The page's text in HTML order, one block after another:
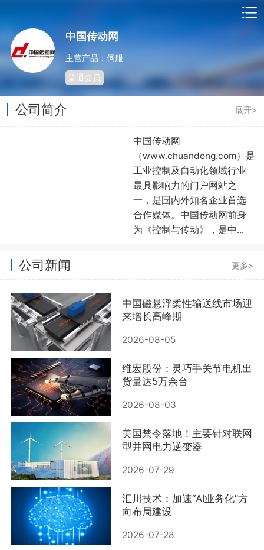
中国传动网
主营产品：伺服
普通会员
公司简介 展开>
中国传动网
（www.chuandong.com）是
工业控制及自动化领域行业
最具影响力的门户网站之
一，是国内外知名企业首选
合作媒体。中国传动网前身
为《控制与传动》，是中...
公司新闻 更多>
中国磁悬浮柔性输送线市场迎
来增长高峰期
2026-08-05
维宏股份：灵巧手关节电机出
货量达5万余台
2026-08-03
美国禁令落地！主要针对联网
型并网电力逆变器
2026-07-29
汇川技术：加速“AI业务化”方
向布局建设
2026-07-28